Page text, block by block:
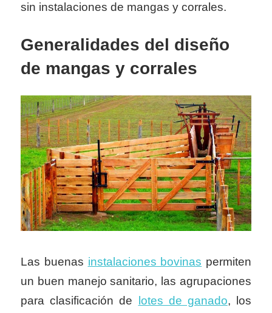
sin instalaciones de mangas y corrales.
Generalidades del diseño
de mangas y corrales
Las buenas instalaciones bovinas permiten
un buen manejo sanitario, las agrupaciones
para clasificación de
lotes de ganado, los